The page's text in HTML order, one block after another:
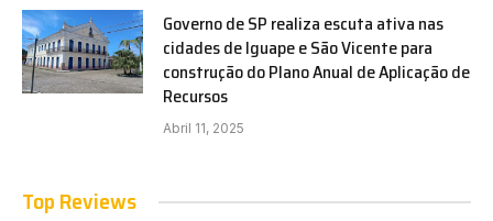
Governo de SP realiza escuta ativa nas
cidades de Iguape e São Vicente para
construção do Plano Anual de Aplicação de
Recursos
Abril 11, 2025
Top Reviews